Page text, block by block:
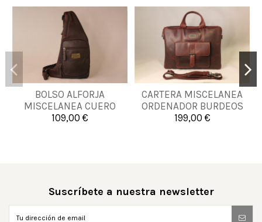
BOLSO ALFORJA
MISCELANEA CUERO
109,00 €
UNICA
Añadir al carrito
CARTERA MISCELANEA
ORDENADOR BURDEOS
199,00 €
UNICA
Añadir al carrito
Suscríbete a nuestra newsletter